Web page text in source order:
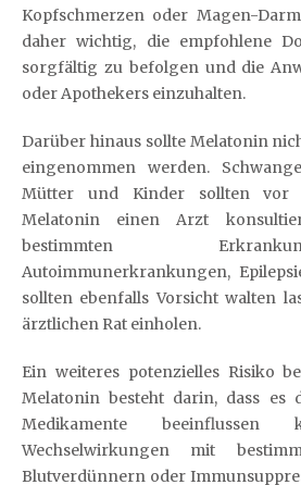
Kopfschmerzen oder Magen-
daher wichtig, die empfohlene
sorgfältig zu befolgen und die
oder Apothekers einzuhalten.
Darüber hinaus sollte Melatonin
eingenommen werden.
Mütter und Kinder sollten vor
Melatonin einen Arzt
bestimmten
Autoimmunerkrankungen,
sollten ebenfalls Vorsicht walten
ärztlichen Rat einholen.
Ein weiteres potenzielles Risiko
Melatonin besteht darin, dass es
Medikamente
Wechselwirkungen mit
Blutverdünnern oder